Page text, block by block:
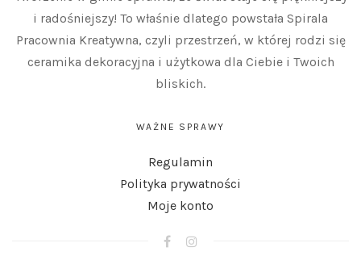
i radośniejszy! To właśnie dlatego powstała Spirala
Pracownia Kreatywna, czyli przestrzeń, w której rodzi się
ceramika dekoracyjna i użytkowa dla Ciebie i Twoich
bliskich.
WAŻNE SPRAWY
Regulamin
Polityka prywatności
Moje konto